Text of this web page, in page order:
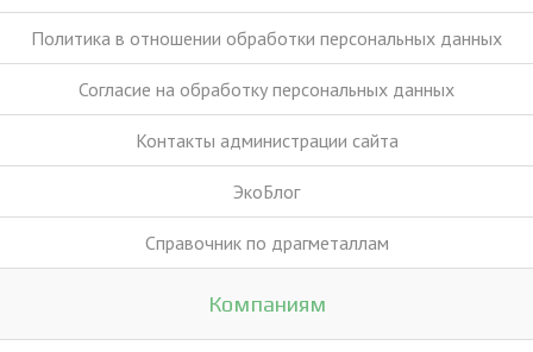
Политика в отношении обработки персональных данных
Согласие на обработку персональных данных
Контакты администрации сайта
ЭкоБлог
Справочник по драгметаллам
Компаниям